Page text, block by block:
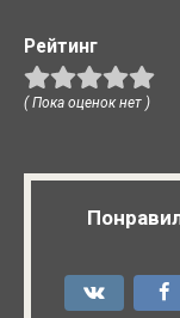
Рейтинг
( Пока оценок нет )